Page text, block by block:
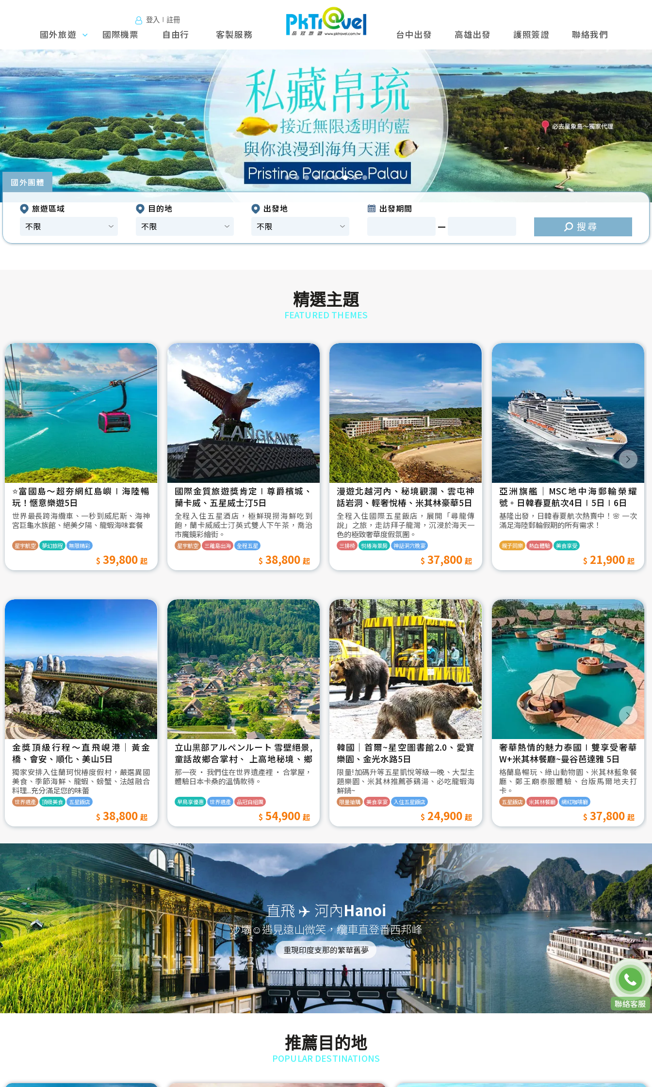
登入∣註冊
國外旅
遊
國外旅遊 國際機票 自由行 客製服務 台中出發 高雄出發 護照簽證 聯絡我們
往前 往後
國外團體
旅遊區域 目的地 出發地 出發期間
精選主題
FEATURED THEMES
⭐️富國島～超夯網紅島嶼∣海陸暢
玩！愜意樂遊5日
世界最長跨海纜車、一秒到威尼斯、海神
宮巨龜水族館、絕美夕陽、龍蝦海味套餐
星宇航空 夢幻旅程 無限精彩
39,800
國際金質旅遊獎肯定∣尊爵檳城、
蘭卡威、五星威士汀5日
全程入住五星酒店，極鮮現撈海鮮吃到
飽，蘭卡威威士汀英式雙人下午茶，喬治
市魔鏡彩繪街。
星宇航空 三離島出海 全程五星
38,800
漫遊北越河內、秘境觀瀾、雲屯神
話岩洞、輕奢悅椿、米其林豪華5日
全程入住國際五星飯店，展開「尋龍傳
說」之旅，走訪拜子龍灣，沉浸於海天一
色的極致奢華度假氛圍。
三排椅 悦椿海景房 神話洞穴晚宴
37,800
亞洲旗艦｜MSC地中海郵輪榮耀
號。日韓春夏航次4日∣5日∣6日
基隆出發，日韓春夏航次熱賣中！🌸 一次
滿足海陸郵輪假期的所有需求！
親子同樂 熱血體驗 美食享受
21,900
金獎頂級行程～直飛峴港｜黃金
橋、會安、順化、美山5日
獨家安排入住蘭珂悅椿度假村，嚴選異國
美食、季節海鮮、龍蝦、螃蟹、法越融合
料理...充分滿足您的味蕾
世界遺產 頂級美食 五星飯店
38,800
立山黒部アルペンルート 雪壁絕景,
童話故鄉合掌村、 上高地秘境、鄉
村古街町5日
那一夜 ‧ 我們住在世界遺產裡 ‧ 合掌屋，
體驗日本卡桑的溫情款待。
早鳥享優惠 世界遺產 品冠自組團
54,900
韓國│首爾~星空圖書館2.0、愛寶
樂園、金光水路5日
限量!加碼升等五星凱悅等級一晚、大型主
題樂園、米其林推薦蔘鷄湯、必吃龍蝦海
鮮鍋~
限量搶購 美食享宴 入住五星飯店
24,900
奢華熱情的魅力泰國∣雙享受奢華
W+米其林餐廳~曼谷芭達雅 5日
格蘭島暢玩、綠山動物園、米其林藍象餐
廳、鄭王廟泰服體驗、台版馬爾地夫打
卡。
五星飯店 米其林餐廳 網紅咖啡廳
37,800
直飛 ✈️ 河內Hanoi
沙壩☺遇見遠山微笑，纜車直登番西邦峰
重現印度支那的繁華舊夢
推薦目的地
POPULAR DESTINATIONS
聯絡客服
免費通話